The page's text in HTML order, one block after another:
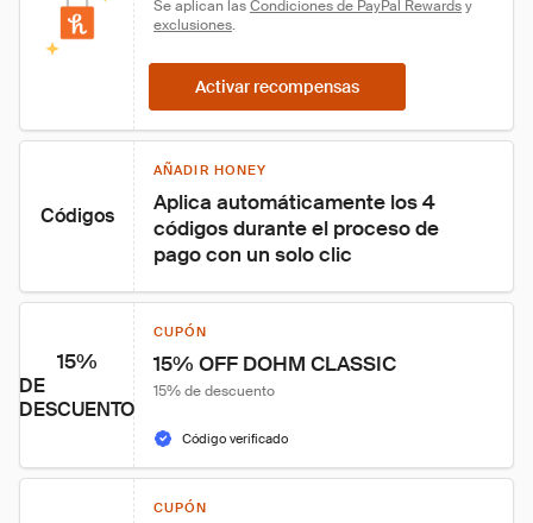
Se aplican las Condiciones de PayPal Rewards y
exclusiones.
Activar recompensas
Códigos
AÑADIR HONEY
Aplica automáticamente los 4
códigos durante el proceso de
pago con un solo clic
15%
DE
DESCUENTO
CUPÓN
15% OFF DOHM CLASSIC
15% de descuento
Código verificado
CUPÓN